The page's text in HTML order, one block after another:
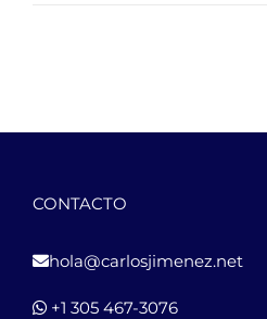
CONTACTO
hola@carlosjimenez.net
+1 305 467-3076